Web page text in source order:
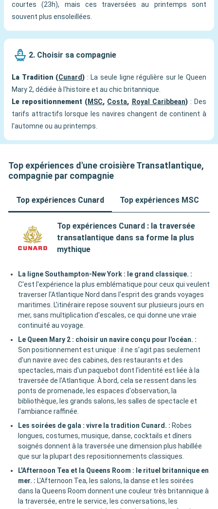
courtes (23h), mais ces traversées au printemps sont
souvent plus ensoleillées.
2. Choisir sa compagnie
La Tradition (Cunard) : La seule ligne régulière sur le Queen
Mary 2, dédiée à l'histoire et au chic britannique.
Le repositionnement (MSC, Costa, Royal Caribbean): Des
tarifs attractifs lorsque les navires changent de continent à
l'automne ou au printemps.
Top expériences d'une croisière Transatlantique,
compagnie par compagnie
Top expériences Cunard Top expériences MSC
Top expériences Cunard : la traversée
transatlantique dans sa forme la plus
mythique
La ligne Southampton-New York : le grand classique. :
C'est l'expérience la plus emblématique pour ceux qui veulent
traverser l'Atlantique Nord dans l'esprit des grands voyages
maritimes. L'itinéraire repose souvent sur plusieurs jours en
mer, sans multiplication d'escales, ce qui donne une vraie
continuité au voyage.
Le Queen Mary 2 : choisir un navire conçu pour l'océan. :
Son positionnement est unique : il ne s'agit pas seulement
d'un navire avec des cabines, des restaurants et des
spectacles, mais d'un paquebot dont l'identité est liée à la
traversée de l'Atlantique. À bord, cela se ressent dans les
ponts de promenade, les espaces d'observation, la
bibliothèque, les grands salons, les salles de spectacle et
l'ambiance raffinée.
Les soirées de gala : vivre la tradition Cunard. : Robes
longues, costumes, musique, danse, cocktails et dîners
soignés donnent à la traversée une dimension plus habillée
que sur la plupart des repositionnements classiques.
L'Afternoon Tea et la Queens Room : le rituel britannique en
mer. : L'Afternoon Tea, les salons, la danse et les soirées
dans la Queens Room donnent une couleur très britannique à
la traversée, entre le service, les conversations, les